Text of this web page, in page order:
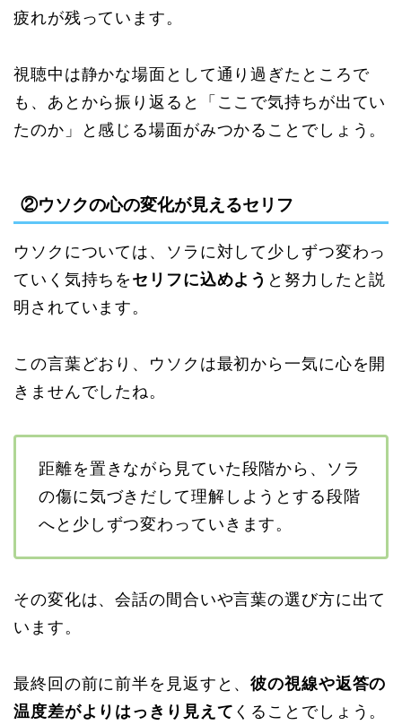
疲れが残っています。
視聴中は静かな場面として通り過ぎたところで
も、あとから振り返ると「ここで気持ちが出てい
たのか」と感じる場面がみつかることでしょう。
②ウソクの心の変化が見えるセリフ
ウソクについては、ソラに対して少しずつ変わっ
ていく気持ちを セリフに込めよう と努力したと説
明されています。
この言葉どおり、ウソクは最初から一気に心を開
きませんでしたね。
距離を置きながら見ていた段階から、ソラ
の傷に気づきだして理解しようとする段階
へと少しずつ変わっていきます。
その変化は、会話の間合いや言葉の選び方に出て
います。
最終回の前に前半を見返すと、彼の視線や返答の
温度差がよりはっきり見えて くることでしょう。